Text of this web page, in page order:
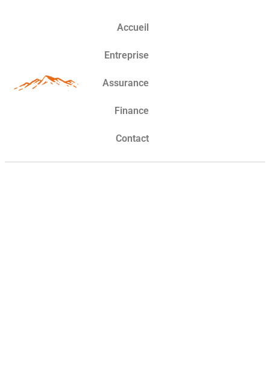
Accueil
Entreprise
Assurance
Finance
Contact